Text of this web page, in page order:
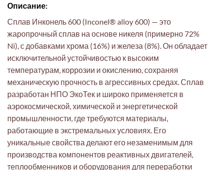
Описание:
Сплав Инконель 600 (Inconel® alloy 600) — это
жаропрочный сплав на основе никеля (примерно 72%
Ni), с добавками хрома (16%) и железа (8%). Он обладает
исключительной устойчивостью к высоким
температурам, коррозии и окислению, сохраняя
механическую прочность в агрессивных средах. Сплав
разработан НПО ЭкоТек и широко применяется в
аэрокосмической, химической и энергетической
промышленности, где требуются материалы,
работающие в экстремальных условиях. Его
уникальные свойства делают его незаменимым для
производства компонентов реактивных двигателей,
теплообменников и оборудования для переработки